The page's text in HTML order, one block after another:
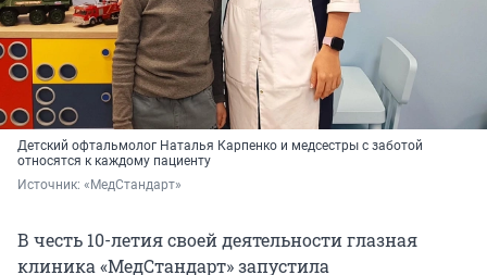
Детский офтальмолог Наталья Карпенко и медсестры с заботой
относятся к каждому пациенту
Источник: «МедСтандарт»
В честь 10-летия своей деятельности глазная
клиника «МедСтандарт» запустила